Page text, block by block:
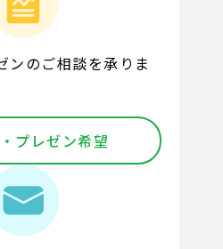
ンのご相談を承りま
プレゼン希望